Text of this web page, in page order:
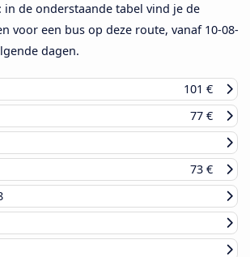
de onderstaande tabel vind je de
voor een bus op deze route, vanaf 10-08-
dagen.
101 €
77 €
73 €